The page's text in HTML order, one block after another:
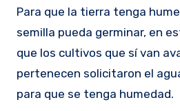
Para que la tierra tenga
semilla pueda germinar, en
que los cultivos que sí van
pertenecen solicitaron el
para que se tenga humedad.